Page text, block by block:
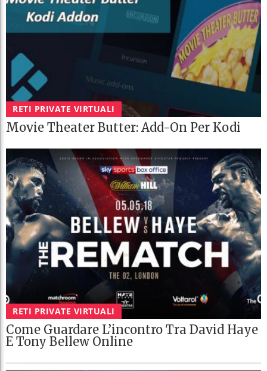
RETI PRIVATE VIRTUALI
Movie Theater Butter: Add-On Per Kodi
RETI PRIVATE VIRTUALI
Come Guardare L’incontro Tra David Haye
E Tony Bellew Online